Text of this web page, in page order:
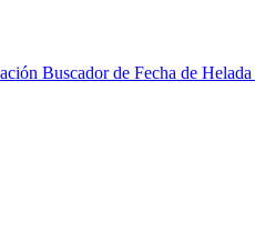
Buscador de Fecha de Helada